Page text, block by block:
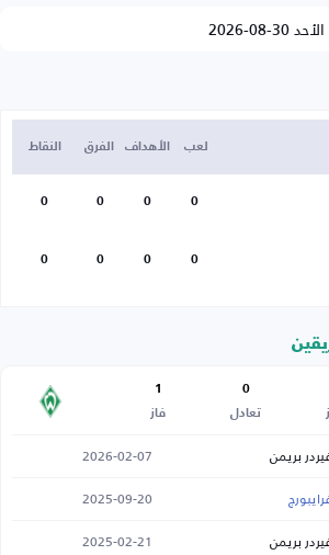
الأحد 30-08-2026
لعب الأهداف الفرق النقاط
0
0
0
0
0
0
0
0
0
تعادل
1
فاز
بريمن
2026-02-07
2025-09-20
بريمن
2025-02-21